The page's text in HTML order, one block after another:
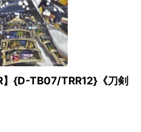
】{D-TB07/TRR12}《刀剣